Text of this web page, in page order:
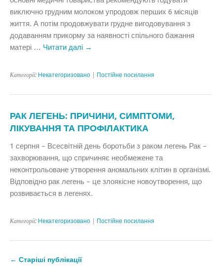
виключно грудним молоком упродовж перших 6 місяців
життя. А потім продовжувати грудне вигодовування з
додаванням прикорму за наявності спільного бажання
матері … Читати далі →
Категорії: Некатегоризовано Постійне посилання
РАК ЛЕГЕНЬ: ПРИЧИНИ, СИМПТОМИ,
ЛІКУВАННЯ ТА ПРОФІЛАКТИКА
1 серпня – Всесвітній день боротьби з раком легень Рак –
захворювання, що спричиняє необмежене та
неконтрольоване утворення аномальних клітин в організмі.
Відповідно рак легень – це злоякісне новоутворення, що
розвивається в легенях.
Категорії: Некатегоризовано Постійне посилання
← Старіші публікації